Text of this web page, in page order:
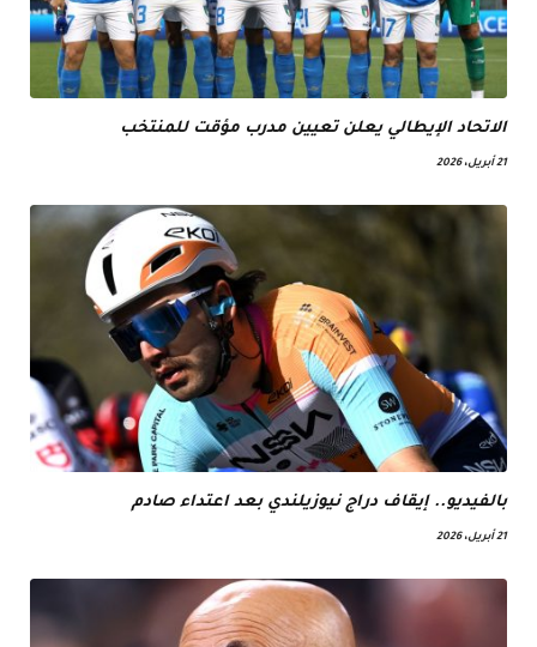
الاتحاد الإيطالي يعلن تعيين مدرب مؤقت للمنتخب
21 أبريل، 2026
بالفيديو.. إيقاف دراج نيوزيلندي بعد اعتداء صادم
21 أبريل، 2026